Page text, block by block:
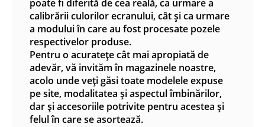
poate fi diferită de cea reală, ca urmare a
calibrării culorilor ecranului, cât și ca urmare
a modului în care au fost procesate pozele
respectivelor produse.
Pentru o acuratețe cât mai apropiată de
adevăr, vă invităm în magazinele noastre,
acolo unde veți găsi toate modelele expuse
pe site, modalitatea și aspectul îmbinărilor,
dar și accesoriile potrivite pentru acestea și
felul în care se asortează.